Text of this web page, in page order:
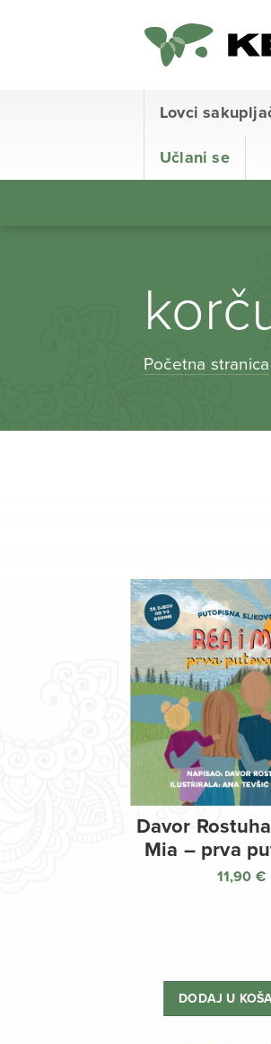
Lovci
Učlani se
Početna stranica
Davor
Mia – prva
11,90 €
DODAJ U